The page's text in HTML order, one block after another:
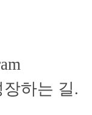
하는 길.